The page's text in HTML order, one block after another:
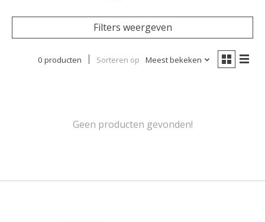
Filters weergeven
0 producten Sorteren op Meest bekeken
Geen producten gevonden!